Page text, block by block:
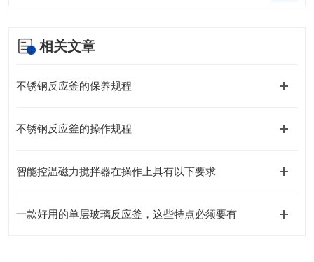
相关文章
不锈钢反应釜的保养规程
不锈钢反应釜的操作规程
智能控温磁力搅拌器在操作上具有以下要求
一款好用的单层玻璃反应釜，这些特点必须要有